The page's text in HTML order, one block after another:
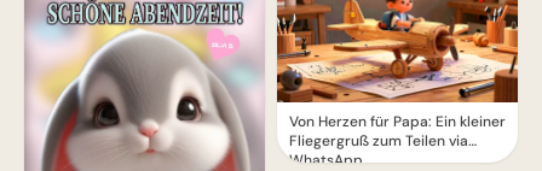
Von Herzen für Papa: Ein kleiner
Fliegergruß zum Teilen via
WhatsApp